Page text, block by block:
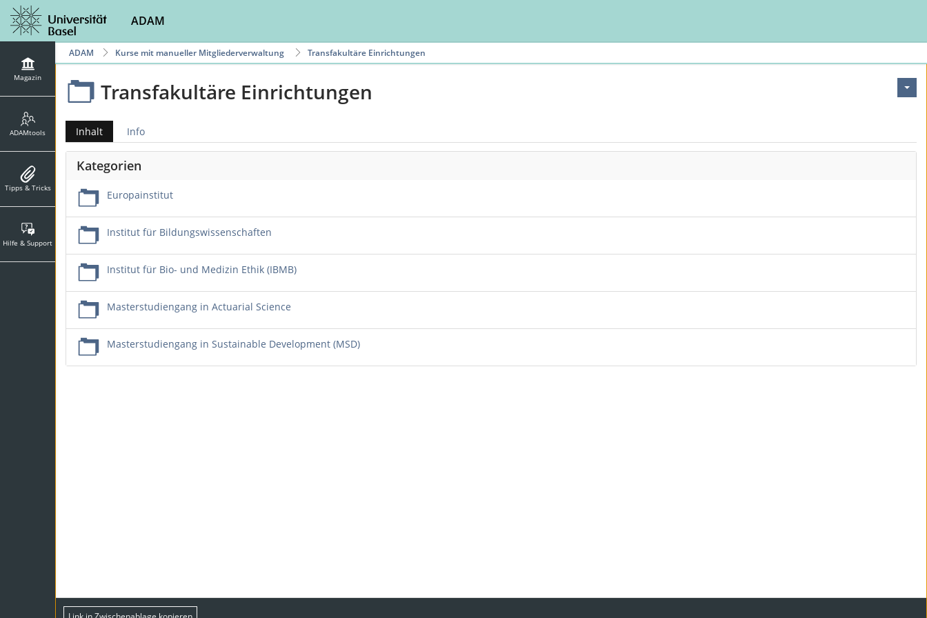
ADAM
Magazin
ADAMtools
Tipps & Tricks
Hilfe & Support
Transfakultäre Einrichtungen
Kurse mit manueller Mitgliederverwaltung
ADAM
Transfakultäre Einrichtungen
Inhalt Info
Kategorien
Europainstitut
Institut für Bildungswissenschaften
Institut für Bio- und Medizin Ethik (IBMB)
Masterstudiengang in Actuarial Science
Masterstudiengang in Sustainable Development (MSD)